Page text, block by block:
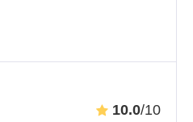
10.0/10